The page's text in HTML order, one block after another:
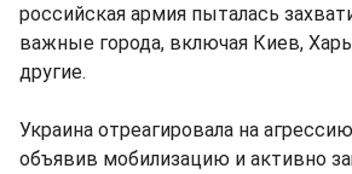
российская армия пыталась
важные города, включая Киев,
другие.
Украина отреагировала на
объявив мобилизацию и активно